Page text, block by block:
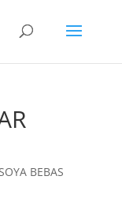
BEBAS